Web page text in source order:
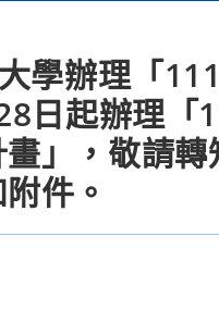
學辦理「
日起辦理「
」，敬請
件。